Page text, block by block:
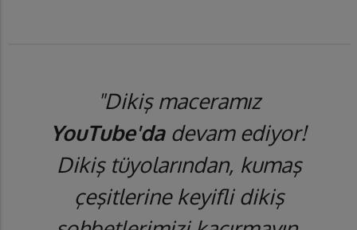
"Dikiş maceramız
YouTube'dadevam ediyor!
Dikiş tüyolarından, kumaş
çeşitlerine keyifli dikiş